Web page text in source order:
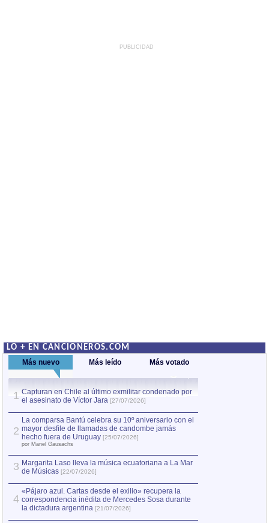
PUBLICIDAD
LO + EN CANCIONEROS.COM
Más nuevo Más leído Más votado
1 Capturan en Chile al último exmilitar condenado por
el asesinato de Víctor Jara [27/07/2026]
2
La comparsa Bantú celebra su 10º aniversario con el
mayor desfile de llamadas de candombe jamás
hecho fuera de Uruguay [25/07/2026]
por Manel Gausachs
3 Margarita Laso lleva la música ecuatoriana a La Mar
de Músicas [22/07/2026]
4
«Pájaro azul. Cartas desde el exilio» recupera la
correspondencia inédita de Mercedes Sosa durante
la dictadura argentina [21/07/2026]